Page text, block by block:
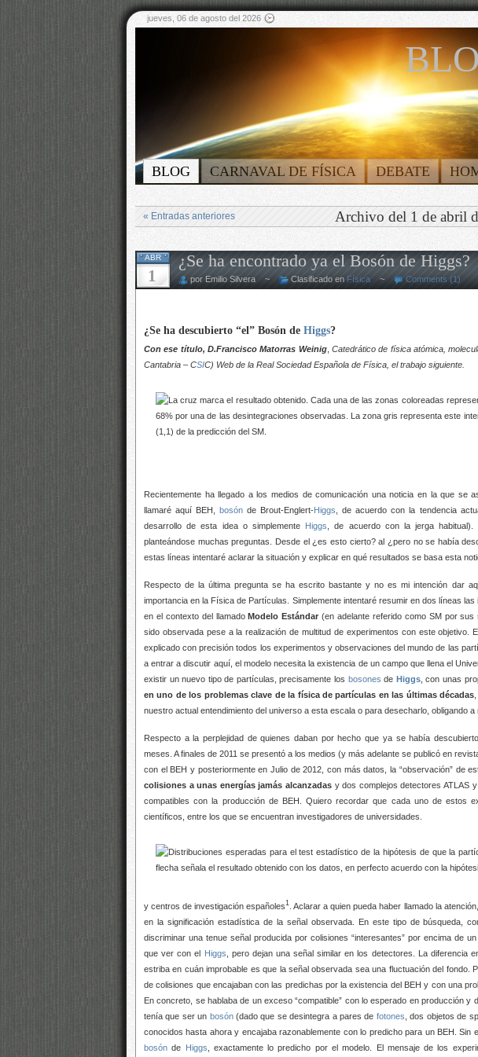
jueves, 06 de agosto del 2026
BLOG CARNAVAL DE FÍSICA DEBATE
Archivo del 1 de abril
« Entradas anteriores
ABR
1
¿Se ha encontrado ya el Bosón de Higgs?
por Emilio Silvera ~ Clasificado en Física~ Comments (1)
¿Se ha descubierto “el” Bosón de Higgs?
Con ese título, D.Francisco Matorras Weinig, Catedrático de física atómica,
Cantabria – CSIC) Web de la Real Sociedad Española de Física, el trabajo siguiente.
Recientemente ha llegado a los medios de comunicación una noticia en la que se
llamaré aquí BEH,bosón de Brout-Englert-Higgs
, de acuerdo con la tendencia
desarrollo de esta idea o simplemente Higgs , de acuerdo con la jerga
planteándose muchas preguntas. Desde el ¿es esto cierto? al ¿pero no se había
estas líneas intentaré aclarar la situación y explicar en qué resultados se basa esta
Respecto de la última pregunta se ha escrito bastante y no es mi intención dar
importancia en la Física de Partículas. Simplemente intentaré resumir en dos líneas
en el contexto del llamadoModelo Estándar (en adelante referido como SM por
sido observada pese a la realización de multitud de experimentos con este objetivo.
explicado con precisión todos los experimentos y observaciones del mundo de las
a entrar a discutir aquí, el modelo necesita la existencia de un campo que llena el
existir un nuevo tipo de partículas, precisamente los bosones de Higgs, con unas
en uno de los problemas clave de la física de partículas en las últimas décadas
nuestro actual entendimiento del universo a esta escala o para desecharlo, obligando
Respecto a la perplejidad de quienes daban por hecho que ya se había
meses. A finales de 2011 se presentó a los medios (y más adelante se publicó en
con el BEH y posteriormente en Julio de 2012, con más datos, la “observación” de
colisiones a unas energías jamás alcanzadas y dos complejos detectores ATLAS
compatibles con la producción de BEH. Quiero recordar que cada uno de estos
científicos, entre los que se encuentran investigadores de universidades.
y centros de investigación españoles1 . Aclarar a quien pueda haber llamado la
en la significación estadística de la señal observada. En este tipo de búsqueda,
discriminar una tenue señal producida por colisiones “interesantes” por encima de
que ver con el Higgs , pero dejan una señal similar en los detectores. La diferencia
estriba en cuán improbable es que la señal observada sea una fluctuación del fondo.
de colisiones que encajaban con las predichas por la existencia del BEH y con una
En concreto, se hablaba de un exceso “compatible” con lo esperado en producción
tenía que ser un bosón(dado que se desintegra a pares de fotones , dos objetos de
conocidos hasta ahora y encajaba razonablemente con lo predicho para un BEH. Sin
bosón de Higgs , exactamente lo predicho por el modelo. El mensaje de los